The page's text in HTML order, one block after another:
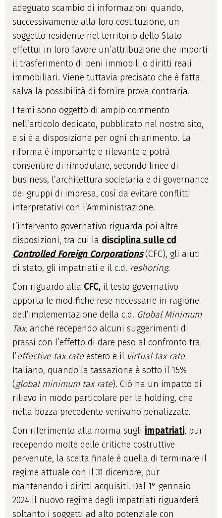
adeguato scambio di informazioni quando,
successivamente alla loro costituzione, un
soggetto residente nel territorio dello Stato
effettui in loro favore un’attribuzione che importi
il trasferimento di beni immobili o diritti reali
immobiliari. Viene tuttavia precisato che è fatta
salva la possibilità di fornire prova contraria.
I temi sono oggetto di ampio commento
nell’articolo dedicato, pubblicato nel nostro sito,
e si è a disposizione per ogni chiarimento. La
riforma è importante e rilevante e potrà
consentire di rimodulare, secondo linee di
business, l’architettura societaria e di governance
dei gruppi di impresa, così da evitare conflitti
interpretativi con l’Amministrazione.
L’intervento governativo riguarda poi altre
disposizioni, tra cui la disciplina sulle cd
Controlled Foreign Corporations(CFC), gli aiuti
di stato, gli impatriati e il c.d. reshoring.
Con riguardo alla CFC, il testo governativo
apporta le modifiche rese necessarie in ragione
dell’implementazione della c.d. Global Minimum
Tax, anche recependo alcuni suggerimenti di
prassi con l’effetto di dare peso al confronto tra
l’effective tax rate estero e il virtual tax rate
Italiano, quando la tassazione è sotto il 15%
(global minimum tax rate). Ciò ha un impatto di
rilievo in modo particolare per le holding, che
nella bozza precedente venivano penalizzate.
Con riferimento alla norma sugli impatriati, pur
recependo molte delle critiche costruttive
pervenute, la scelta finale è quella di terminare il
regime attuale con il 31 dicembre, pur
mantenendo i diritti acquisiti. Dal 1° gennaio
2024 il nuovo regime degli impatriati riguarderà
soltanto i soggetti ad alto potenziale con